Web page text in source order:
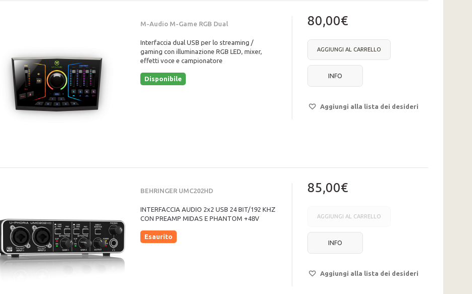
M-Audio M-Game RGB Dual
Interfaccia dual USB per lo streaming /
gaming con illuminazione RGB LED, mixer,
effetti voce e campionatore
Disponibile
80,00€
AGGIUNGI AL CARRELLO
INFO
Aggiungi alla lista dei desideri
BEHRINGER UMC202HD
INTERFACCIA AUDIO 2x2 USB 24 BIT/192 KHZ
CON PREAMP MIDAS E PHANTOM +48V
Esaurito
85,00€
AGGIUNGI AL CARRELLO
INFO
Aggiungi alla lista dei desideri